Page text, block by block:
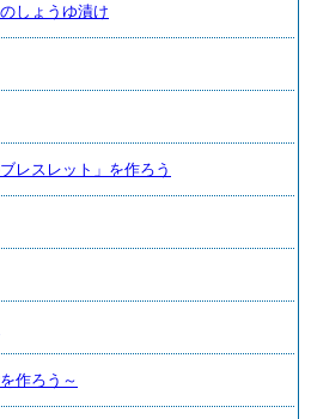
しょうゆ漬け
レスレット」を作ろう
作ろう～